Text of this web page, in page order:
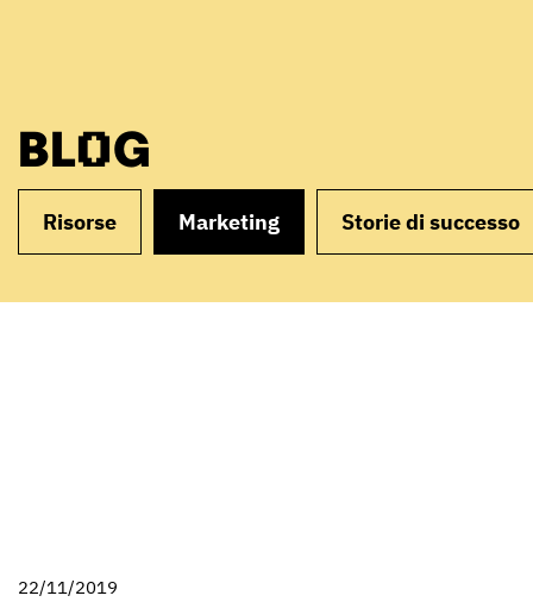
BLOG
Risorse Marketing Storie di successo
22/11/2019